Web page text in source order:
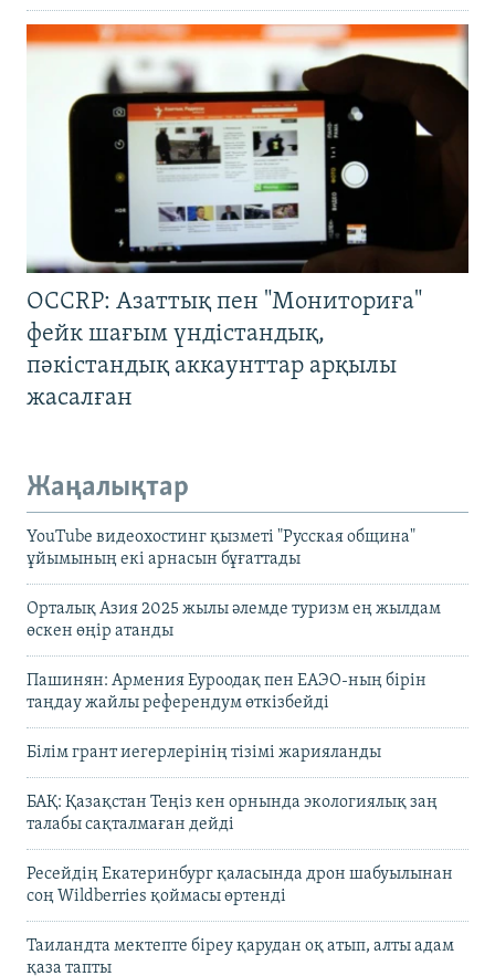
OCCRP: Азаттық пен "Мониториға"
фейк шағым үндістандық,
пәкістандық аккаунттар арқылы
жасалған
Жаңалықтар
YouTube видеохостинг қызметі "Русская община"
ұйымының екі арнасын бұғаттады
Орталық Азия 2025 жылы әлемде туризм ең жылдам
өскен өңір атанды
Пашинян: Армения Еуроодақ пен ЕАЭО-ның бірін
таңдау жайлы референдум өткізбейді
Білім грант иегерлерінің тізімі жарияланды
БАҚ: Қазақстан Теңіз кен орнында экологиялық заң
талабы сақталмаған дейді
Ресейдің Екатеринбург қаласында дрон шабуылынан
соң Wildberries қоймасы өртенді
Таиландта мектепте біреу қарудан оқ атып, алты адам
қаза тапты